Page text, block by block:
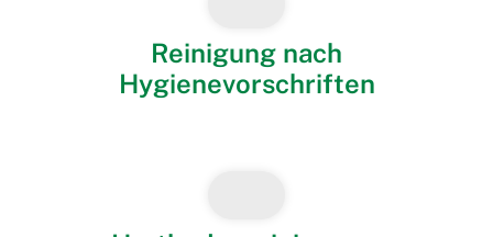
Reinigung nach
Hygienevorschriften